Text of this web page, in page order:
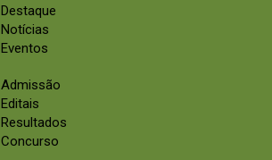
Destaque
Notícias
Eventos
Admissão
Editais
Resultados
Concurso